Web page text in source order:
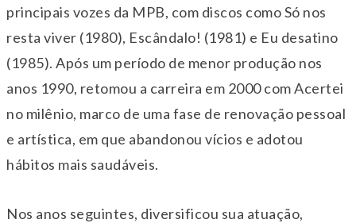
principais vozes da MPB, com discos como Só nos
resta viver (1980), Escândalo! (1981) e Eu desatino
(1985). Após um período de menor produção nos
anos 1990, retomou a carreira em 2000 com Acertei
no milênio, marco de uma fase de renovação pessoal
e artística, em que abandonou vícios e adotou
hábitos mais saudáveis.
Nos anos seguintes, diversificou sua atuação,